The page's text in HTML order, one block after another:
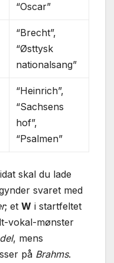
“Oscar”
“Brecht”,
“Østtysk
nationalsang”
“Heinrich”,
“Sachsens
hof”,
“Psalmen”
skal du lade
svaret med
; et W i startfeltet
vokal-mønster
, mens
på Brahms.